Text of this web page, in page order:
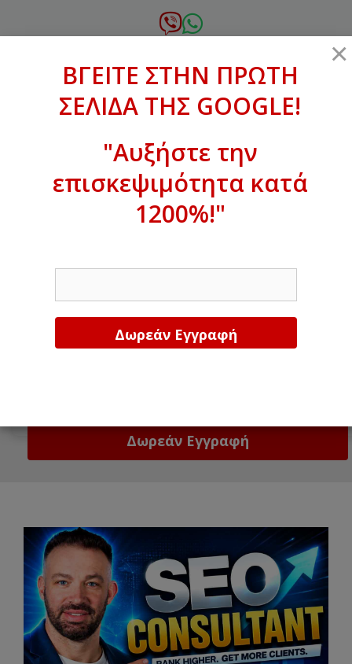
σε
xanthogenous@gmail.com
ΒΓΕΙΤΕ ΣΤΗΝ ΠΡΩΤΗ ΣΕΛΙΔΑ ΤΗΣ
GOOGLE!
×
ΒΓΕΙΤΕ ΣΤΗΝ ΠΡΩΤΗ
ΣΕΛΙΔΑ ΤΗΣ GOOGLE!
"Αυξήστε την
επισκεψιμότητα κατά
1200%!"